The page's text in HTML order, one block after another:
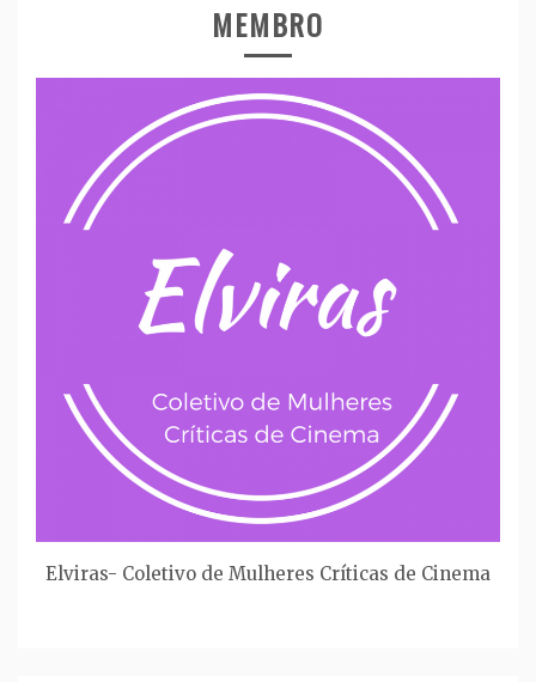
MEMBRO
Elviras- Coletivo de Mulheres Críticas de Cinema